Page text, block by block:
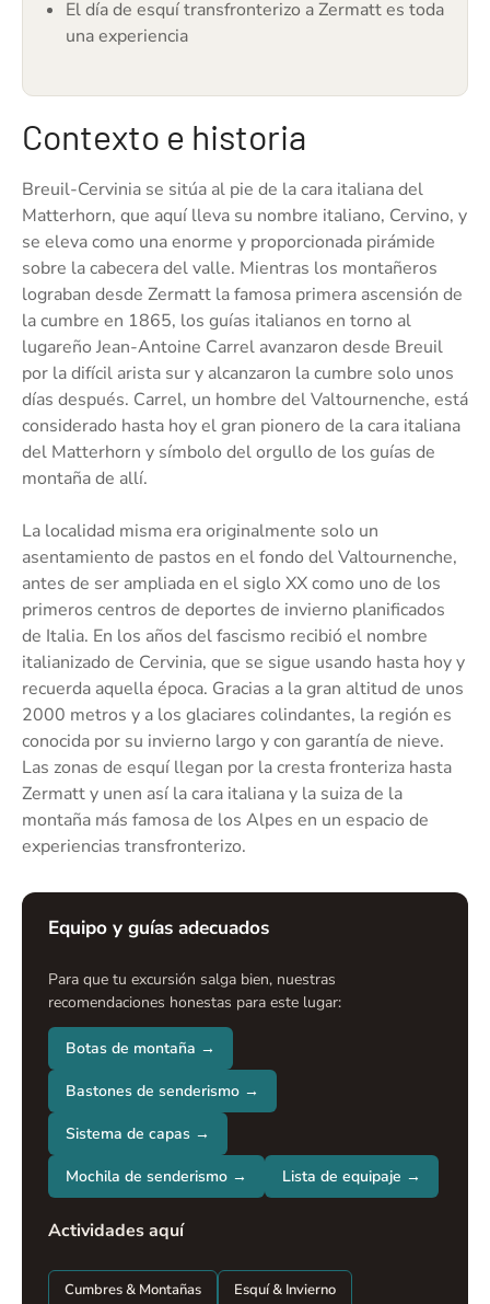
El día de esquí transfronterizo a Zermatt es toda
una experiencia
Contexto e historia
Breuil-Cervinia se sitúa al pie de la cara italiana del
Matterhorn, que aquí lleva su nombre italiano, Cervino, y
se eleva como una enorme y proporcionada pirámide
sobre la cabecera del valle. Mientras los montañeros
lograban desde Zermatt la famosa primera ascensión de
la cumbre en 1865, los guías italianos en torno al
lugareño Jean-Antoine Carrel avanzaron desde Breuil
por la difícil arista sur y alcanzaron la cumbre solo unos
días después. Carrel, un hombre del Valtournenche, está
considerado hasta hoy el gran pionero de la cara italiana
del Matterhorn y símbolo del orgullo de los guías de
montaña de allí.
La localidad misma era originalmente solo un
asentamiento de pastos en el fondo del Valtournenche,
antes de ser ampliada en el siglo XX como uno de los
primeros centros de deportes de invierno planificados
de Italia. En los años del fascismo recibió el nombre
italianizado de Cervinia, que se sigue usando hasta hoy y
recuerda aquella época. Gracias a la gran altitud de unos
2000 metros y a los glaciares colindantes, la región es
conocida por su invierno largo y con garantía de nieve.
Las zonas de esquí llegan por la cresta fronteriza hasta
Zermatt y unen así la cara italiana y la suiza de la
montaña más famosa de los Alpes en un espacio de
experiencias transfronterizo.
Equipo y guías adecuados
Para que tu excursión salga bien, nuestras
recomendaciones honestas para este lugar:
Botas de montaña →
Bastones de senderismo →
Sistema de capas →
Mochila de senderismo → Lista de equipaje →
Actividades aquí
Cumbres & Montañas Esquí & Invierno